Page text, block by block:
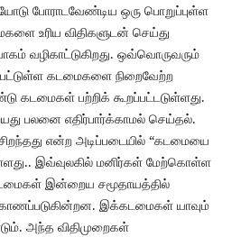
போராடவேண்டிய ஒரு பொறுப்புள்ள
உரிய விதிகளுடன் செய்து
வழிகாட்டுகிறது. ஒவ்வொருவரும்
கடமைகளை நிறைவேற்ற
கடமைகள் பற்றிக் கூறப்பட்டடுள்ளது.
பலனை எதிர்பார்க்காமல் செய்தல்.
என்ற அடிப்படையில் “கடமையை
இவ்வுலகில் மனிர்கள் மேற்கொள்ள
இன்றைய சமூதாயத்தில்
காணப்படுகின்றன. இக்கடமைகள் யாவும்
அந்த விதிமுறைகள்